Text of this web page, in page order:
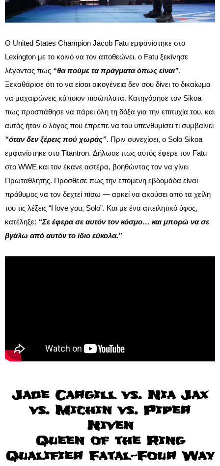
Ο United States Champion Jacob Fatu εμφανίστηκε στο
Lexington με το κοινό να τον αποθεώνει. ο Fatu ξεκίνησε
λέγοντας πως “θα πούμε τα πράγματα όπως είναι”.
Ξεκαθάρισε ότι το να είσαι οικογένεια δεν σου δίνει το δικαίωμα
να μαχαιρώνεις κάποιον πισώπλατα. Κατηγόρησε τον Sikoa
πως προσπάθησε να πάρει όλη τη δόξα για την επιτυχία του, και
αυτός ήταν ο λόγος που έπρεπε να του υπενθυμίσει τι συμβαίνει
“όταν δεν ξέρεις πού χωράς”. Πριν συνεχίσει, ο Solo Sikoa
εμφανίστηκε στο Titantron. Δήλωσε πως αυτός έφερε τον Fatu
στο WWE και τον έκανε αστέρα, βοηθώντας τον να γίνει
Πρωταθλητής. Πρόσθεσε πως την επόμενη εβδομάδα είναι
πρόθυμος να τον δεχτεί πίσω — αρκεί να ακούσει από τα χείλη
του τις λέξεις “I love you, Solo”. Και με ένα απειλητικό ύφος,
κατέληξε: “Σε έφερα σε αυτόν τον κόσμο… και μπορώ να σε
βγάλω από αυτόν το ίδιο εύκολα.”
Jade Cargill vs. Nia Jax
vs. Michin vs. Piper
Niven
Queen of the Ring
Qualifier Fatal-Four Way